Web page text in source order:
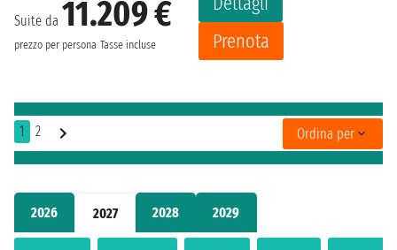
2026 2027 2028 2029
Suite da 11.209 €
prezzo per persona Tasse incluse
Prenota
1 2 Ordina per